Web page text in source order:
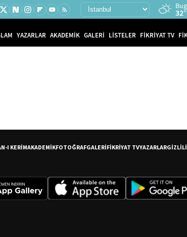
YAZARLAR AKADEMİK GALERİ LİSTELER FİKRİYAT TV
I KERİMAKADEMİKFOTOĞRAFGALERİFİKRİYAT TVYAZARLAR